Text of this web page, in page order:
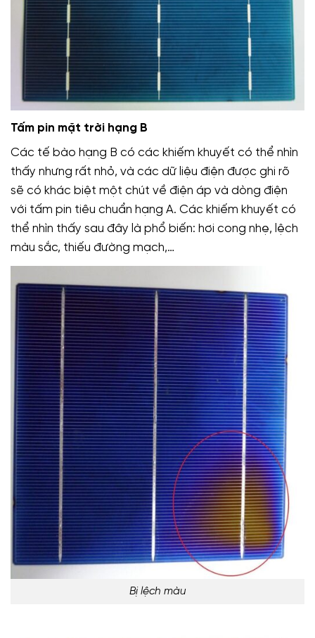
Tấm pin mặt trời hạng B
Các tế bào hạng B có các khiếm khuyết có thể nhìn
thấy nhưng rất nhỏ, và các dữ liệu điện được ghi rõ
sẽ có khác biệt một chút về điện áp và dòng điện
với tấm pin tiêu chuẩn hạng A. Các khiếm khuyết có
thể nhìn thấy sau đây là phổ biến: hơi cong nhẹ, lệch
màu sắc, thiếu đường mạch,…
Bị lệch màu